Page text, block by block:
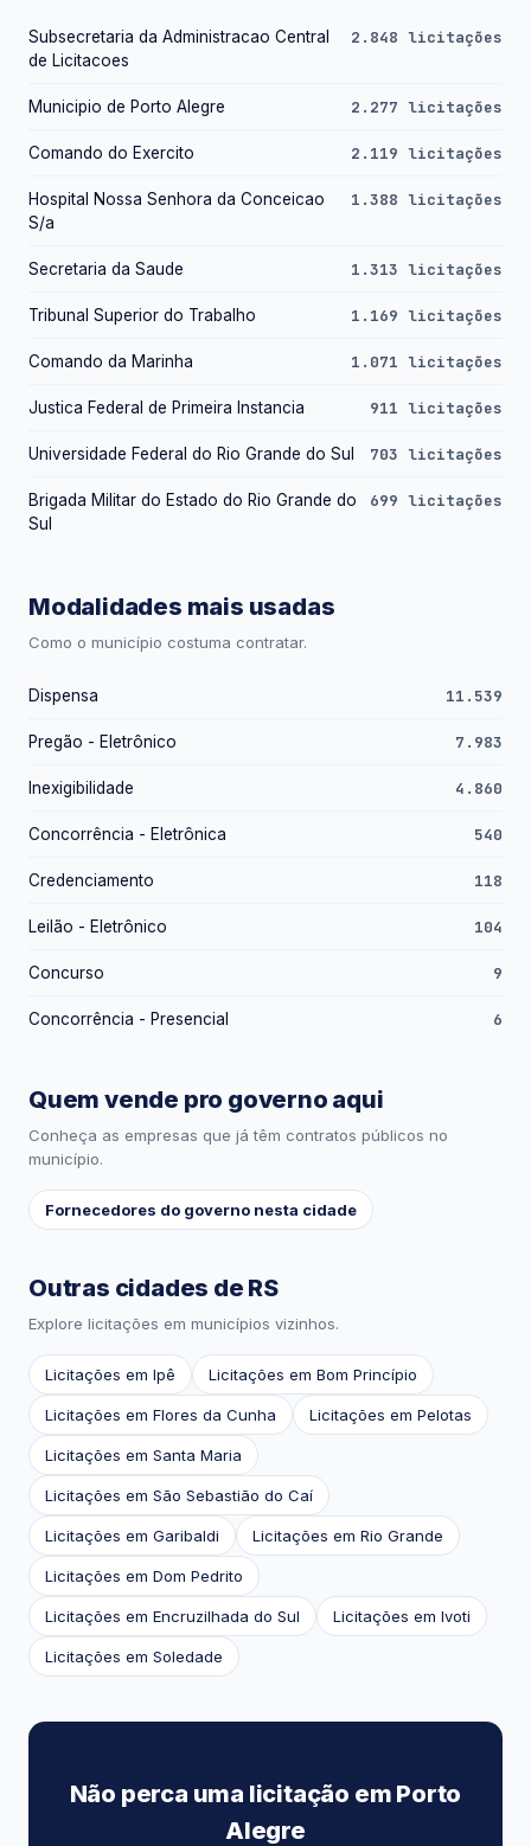
Subsecretaria da Administracao Central
de Licitacoes
2.848 licitações
Municipio de Porto Alegre 2.277 licitações
Comando do Exercito 2.119 licitações
Hospital Nossa Senhora da Conceicao
S/a
1.388 licitações
Secretaria da Saude 1.313 licitações
Tribunal Superior do Trabalho 1.169 licitações
Comando da Marinha 1.071 licitações
Justica Federal de Primeira Instancia 911 licitações
Universidade Federal do Rio Grande do Sul 703 licitações
Brigada Militar do Estado do Rio Grande do
Sul
699 licitações
Modalidades mais usadas
Como o município costuma contratar.
Dispensa 11.539
Pregão - Eletrônico 7.983
Inexigibilidade 4.860
Concorrência - Eletrônica 540
Credenciamento 118
Leilão - Eletrônico 104
Concurso 9
Concorrência - Presencial 6
Quem vende pro governo aqui
Conheça as empresas que já têm contratos públicos no
município.
Fornecedores do governo nesta cidade
Outras cidades de RS
Explore licitações em municípios vizinhos.
Licitações em Ipê Licitações em Bom Princípio
Licitações em Flores da Cunha Licitações em Pelotas
Licitações em Santa Maria
Licitações em São Sebastião do Caí
Licitações em Garibaldi Licitações em Rio Grande
Licitações em Dom Pedrito
Licitações em Encruzilhada do Sul Licitações em Ivoti
Licitações em Soledade
Não perca uma licitação em Porto
Alegre